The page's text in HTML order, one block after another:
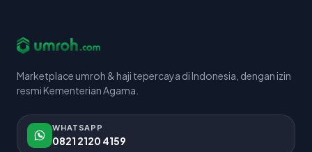
Marketplace umroh & haji tepercaya di Indonesia, dengan izin
resmi Kementerian Agama.
WHATSAPP
0821 2120 4159